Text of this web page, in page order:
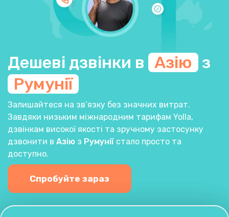
Дешеві дзвінки в Азію з
Румунії
Залишайтеся на зв’язку без значних витрат.
Завдяки низьким міжнародним тарифам Yolla,
дзвінкам високої якості та зручному застосунку
дзвонити в Азію з Румунії стало просто та
доступно.
Спробуйте зараз